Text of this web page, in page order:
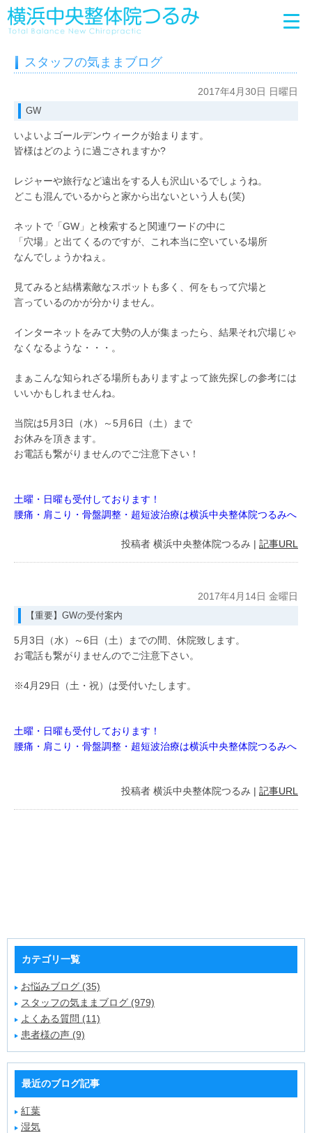
スタッフの気ままブログ
2017年4月30日 日曜日
GW
いよいよゴールデンウィークが始まります。
皆様はどのように過ごされますか?
レジャーや旅行など遠出をする人も沢山いるでしょうね。
どこも混んでいるからと家から出ないという人も(笑)
ネットで「GW」と検索すると関連ワードの中に
「穴場」と出てくるのですが、これ本当に空いている場所
なんでしょうかねぇ。
見てみると結構素敵なスポットも多く、何をもって穴場と
言っているのかが分かりません。
インターネットをみて大勢の人が集まったら、結果それ穴場じゃ
なくなるような・・・。
まぁこんな知られざる場所もありますよって旅先探しの参考には
いいかもしれませんね。
当院は5月3日（水）～5月6日（土）まで
お休みを頂きます。
お電話も繋がりませんのでご注意下さい！
土曜・日曜も受付しております！
腰痛・肩こり・骨盤調整・超短波治療は横浜中央整体院つるみへ
投稿者 横浜中央整体院つるみ | 記事URL
2017年4月14日 金曜日
【重要】GWの受付案内
5月3日（水）～6日（土）までの間、休院致します。
お電話も繋がりませんのでご注意下さい。
※4月29日（土・祝）は受付いたします。
土曜・日曜も受付しております！
腰痛・肩こり・骨盤調整・超短波治療は横浜中央整体院つるみへ
投稿者 横浜中央整体院つるみ | 記事URL
カテゴリ一覧
お悩みブログ (35)
スタッフの気ままブログ (979)
よくある質問 (11)
患者様の声 (9)
最近のブログ記事
紅葉
湿気